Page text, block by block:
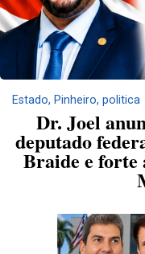
Estado, Pinheiro, politica
Dr. Joel
deputado
Braide e forte